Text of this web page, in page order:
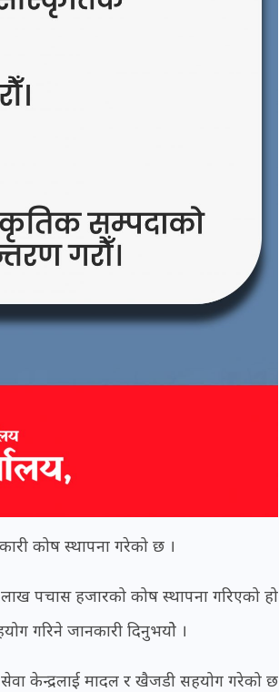
कोष स्थापना गरेको छ ।
पचास हजारको कोष स्थापना गरिएको हो
गरिने जानकारी दिनुभयोे ।
सेवा केन्द्रलाई मादल र खैजडी सहयोग गरेको छ